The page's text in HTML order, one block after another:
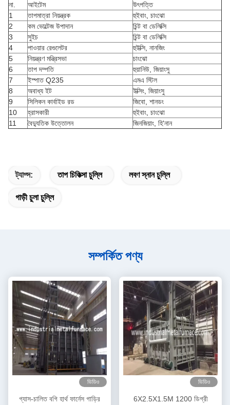
না.
আইটেম
উৎপত্তি
1
তাপমাত্রা নিয়ন্ত্রক
হুইবাং, চাংঝো
2
কম ভোল্টেজ উপাদান
চিন্ট বা ডেলিক্সি
3
সুইচ
চিন্ট বা ডেলিক্সি
4
পাওয়ার রেগুলেটর
হুইক্সি, নানজিং
5
নিয়ন্ত্রণ মন্ত্রিসভা
চাংঝো
6
তাপ দম্পতি
হুয়ানিউ, জিয়াংসু
7
ইস্পাত Q235
এমএ স্টিল
8
অবাধ্য ইট
ইক্সিং, জিয়াংসু
9
সিলিকন কার্বাইড রড
জিবো, শানডং
10
হ্রাসকারী
হুইবাং, চাংঝো
11
বৈদ্যুতিক উত্তোলন জিনজিয়াং, হি'নান
ট্যাগ্স: তাপ চিকিত্সা চুল্লি লবণ স্নান চুল্লি
গাড়ী চুলা চুল্লি
সম্পর্কিত পণ্য
ভিডিও
গ্যাস-চালিত বগি হার্থ ফার্নেস গাড়ির
ভিডিও
6X2.5X1.5M 1200 ডিগ্রী